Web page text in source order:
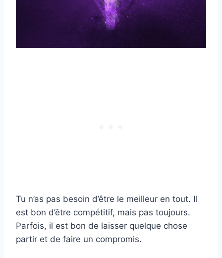
Tu n’as pas besoin d’être le meilleur en tout. Il
est bon d’être compétitif, mais pas toujours.
Parfois, il est bon de laisser quelque chose
partir et de faire un compromis.